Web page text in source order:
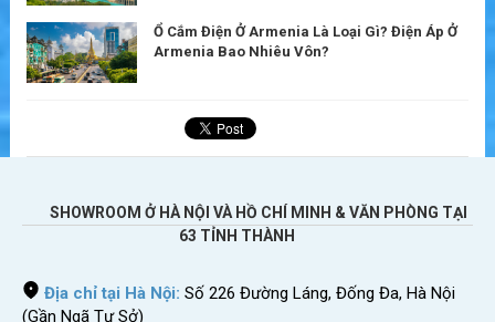
Ổ Cắm Điện Ở Armenia Là Loại Gì? Điện Áp Ở
Armenia Bao Nhiêu Vôn?
SHOWROOM Ở HÀ NỘI VÀ HỒ CHÍ MINH & VĂN PHÒNG TẠI
63 TỈNH THÀNH
Địa chỉ tại Hà Nội: Số 226 Đường Láng, Đống Đa, Hà Nội
(Gần Ngã Tư Sở)